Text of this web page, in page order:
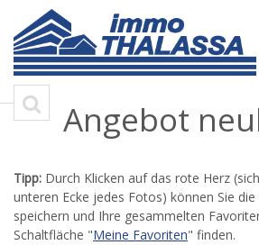
Angebot
Tipp: Durch Klicken auf das rote Herz
unteren Ecke jedes Fotos) können Sie
speichern und Ihre gesammelten
Schaltfläche "Meine Favoriten" finden.